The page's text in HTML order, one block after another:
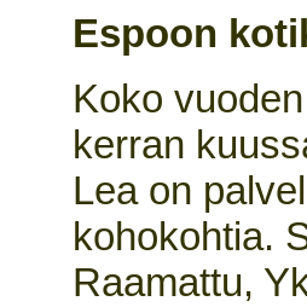
Espoon
Koko
kerran
Lea on
kohokohtia.
Raamattu,